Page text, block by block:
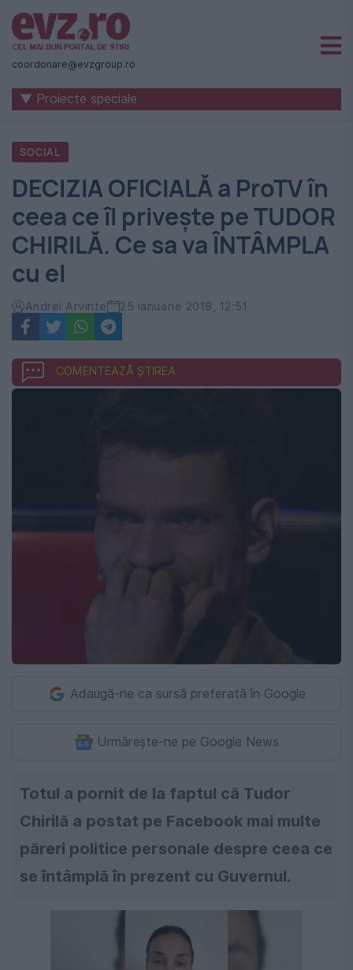
Știri
naționale
internaționale
România
-
Evenimentul
Zilei
coordonare@evzgroup.ro
▼ Proiecte speciale
SOCIAL
DECIZIA OFICIALĂ a ProTV în
ceea ce îl privește pe TUDOR
CHIRILĂ. Ce sa va ÎNTÂMPLA
cu el
Andrei Arvinte 25 ianuarie 2018, 12:51
COMENTEAZĂ ȘTIREA
Adaugă-ne ca sursă preferată în Google
Urmărește-ne pe Google News
Totul a pornit de la faptul că Tudor
Chirilă a postat pe Facebook mai multe
păreri politice personale despre ceea ce
se întâmplă în prezent cu Guvernul.